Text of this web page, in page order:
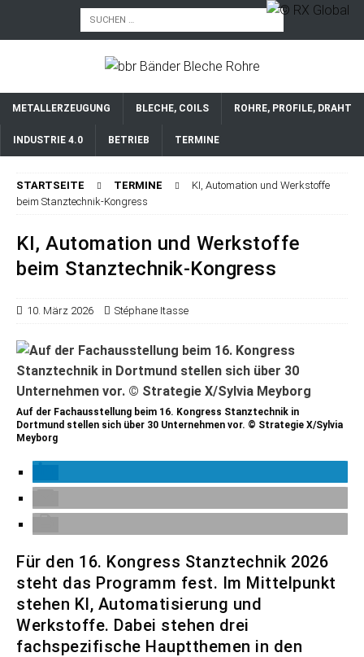
METALLERZEUGUNG BLECHE, COILS ROHRE, PROFILE, DRAHT
INDUSTRIE 4.0 BETRIEB TERMINE
STARTSEITE TERMINE
KI, Automation und Werkstoffe
beim Stanztechnik-Kongress
KI, Automation und Werkstoffe
beim Stanztechnik-Kongress
10. März 2026 Stéphane Itasse
Auf der Fachausstellung beim 16. Kongress Stanztechnik in
Dortmund stellen sich über 30 Unternehmen vor. © Strategie X/Sylvia
Meyborg
Für den 16. Kongress Stanztechnik 2026
steht das Programm fest. Im Mittelpunkt
stehen KI, Automatisierung und
Werkstoffe. Dabei stehen drei
fachspezifische Hauptthemen in den